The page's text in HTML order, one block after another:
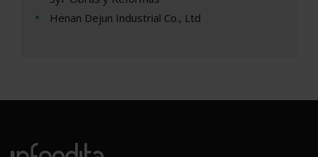
Henan Dejun Industrial Co., Ltd